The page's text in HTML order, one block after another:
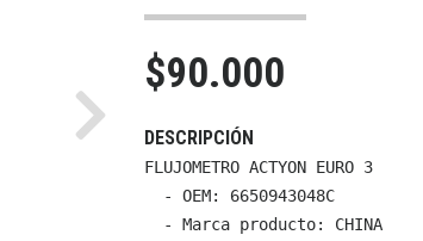
Next
$90.000
DESCRIPCIÓN
FLUJOMETRO ACTYON EURO 3
  - OEM: 6650943048C
  - Marca producto: CHINA